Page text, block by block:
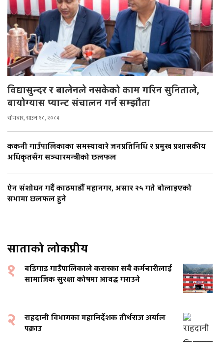
विद्यासुन्दर र बालेनले नसकेको काम गरिन सुनिताले,
बायोग्यास प्यान्ट संचालन गर्न सम्झौता
सोमबार, साउन १८, २०८३
ककनी गाउँपालिकाका समस्याबारे जनप्रतिनिधि र प्रमुख प्रशासकीय
अधिकृतसँग सञ्चारमन्त्रीको छलफल
ऐन संशोधन गर्दै काठमाडौँ महानगर, असार २५ गते बोलाइएको
सभामा छलफल हुने
साताको लोकप्रीय
१
बडिगाड गाउँपालिकाले करारका सबै कर्मचारीलाई
सामाजिक सुरक्षा कोषमा आवद्ध गराउने
२
राहदानी विभागका महानिर्देशक तीर्थराज अर्याल
पक्राउ